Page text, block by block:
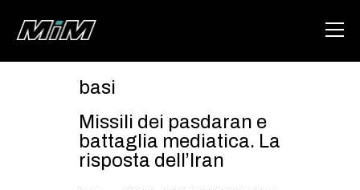
ABOUT
basi
Missili dei pasdaran e
battaglia mediatica. La
risposta dell’Iran